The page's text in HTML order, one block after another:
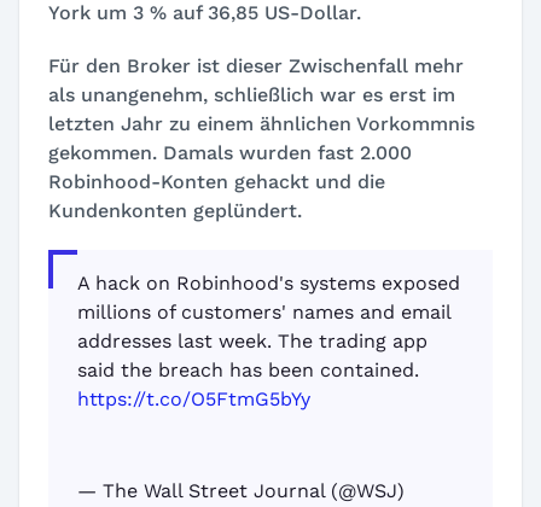
York um 3 % auf 36,85 US-Dollar.
Für den Broker ist dieser Zwischenfall mehr
als unangenehm, schließlich war es erst im
letzten Jahr zu einem ähnlichen Vorkommnis
gekommen. Damals wurden fast 2.000
Robinhood-Konten gehackt und die
Kundenkonten geplündert.
A hack on Robinhood's systems exposed
millions of customers' names and email
addresses last week. The trading app
said the breach has been contained.
https://t.co/O5FtmG5bYy
— The Wall Street Journal (@WSJ)